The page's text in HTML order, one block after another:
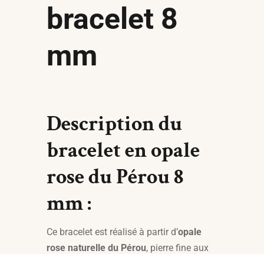
bracelet 8
mm
Description du
bracelet en opale
rose du Pérou 8
mm :
Ce bracelet est réalisé à partir d’opale
rose naturelle du Pérou, pierre fine aux